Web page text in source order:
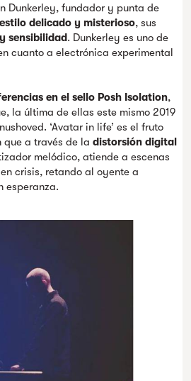
Dunkerley, fundador y punta de
estilo delicado y misterioso, sus
sensibilidad. Dunkerley es uno de
cuanto a electrónica experimental
en el sello Posh Isolation,
la última de ellas este mismo 2019
‘Avatar in life’ es el fruto
que a través de la distorsión digital
melódico, atiende a escenas
crisis, retando al oyente a
esperanza.